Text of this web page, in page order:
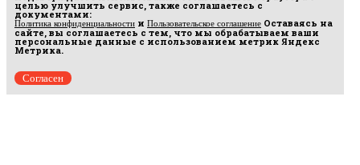
целью улучшить сервис, также соглашаетесь с
документами:
Политика конфиденциальности и Пользовательское соглашение Оставаясь на
сайте, вы соглашаетесь с тем, что мы обрабатываем ваши
персональные данные с использованием метрик Яндекс
Метрика.
Согласен